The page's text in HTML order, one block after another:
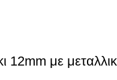
12mm με